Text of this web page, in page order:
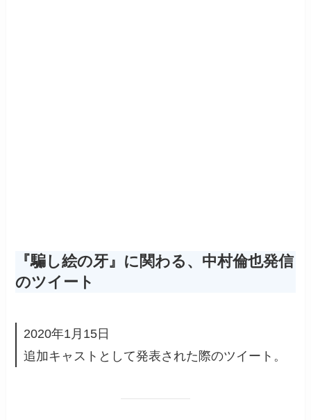
『騙し絵の牙』に関わる、中村倫也発信
のツイート
2020年1月15日
追加キャストとして発表された際のツイート。